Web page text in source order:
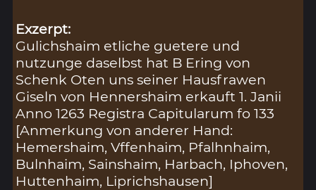
Exzerpt:
Gulichshaim etliche guetere und
nutzunge daselbst hat B Ering von
Schenk Oten uns seiner Hausfrawen
Giseln von Hennershaim erkauft 1. Janii
Anno 1263 Registra Capitularum fo 133
[Anmerkung von anderer Hand:
Hemershaim, Vffenhaim, Pfalhnhaim,
Bulnhaim, Sainshaim, Harbach, Iphoven,
Huttenhaim, Liprichshausen]